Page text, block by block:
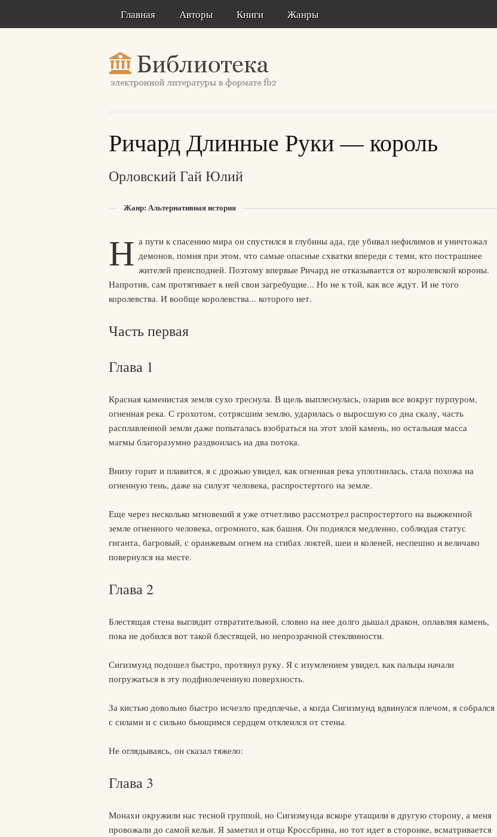
Главная Авторы Книги Жанры
Ричард Длинные Руки — король
Орловский Гай Юлий
Жанр: Альтернативная история
Н а пути к спасению мира он спустился в глубины ада, где убивал нефилимов и уничтожал
демонов, помня при этом, что самые опасные схватки впереди с теми, кто пострашнее
жителей преисподней. Поэтому впервые Ричард не отказывается от королевской короны.
Напротив, сам протягивает к ней свои загребущие... Но не к той, как все ждут. И не того
королевства. И вообще королевства... которого нет.
Часть первая
Глава 1
Красная каменистая земля сухо треснула. В щель выплеснулась, озарив все вокруг пурпуром,
огненная река. С грохотом, сотрясшим землю, ударилась о выросшую со дна скалу, часть
расплавленной земли даже попыталась взобраться на этот злой камень, но остальная масса
магмы благоразумно раздвоилась на два потока.
Внизу горит и плавится, я с дрожью увидел, как огненная река уплотнилась, стала похожа на
огненную тень, даже на силуэт человека, распростертого на земле.
Еще через несколько мгновений я уже отчетливо рассмотрел распростертого на выжженной
земле огненного человека, огромного, как башня. Он поднялся медленно, соблюдая статус
гиганта, багровый, с оранжевым огнем на сгибах локтей, шеи и коленей, неспешно и величаво
повернулся на месте.
Глава 2
Блестящая стена выглядит отвратительной, словно на нее долго дышал дракон, оплавляя камень,
пока не добился вот такой блестящей, но непрозрачной стеклянности.
Сигизмунд подошел быстро, протянул руку. Я с изумлением увидел, как пальцы начали
погружаться в эту подфиолеченную поверхность.
За кистью довольно быстро исчезло предплечье, а когда Сигизмунд вдвинулся плечом, я собрался
с силами и с сильно бьющимся сердцем отклеился от стены.
Не оглядываясь, он сказал тяжело:
Глава 3
Монахи окружили нас тесной группой, но Сигизмунда вскоре утащили в другую сторону, а меня
провожали до самой кельи. Я заметил и отца Кроссбрина, но тот идет в сторонке, всматривается